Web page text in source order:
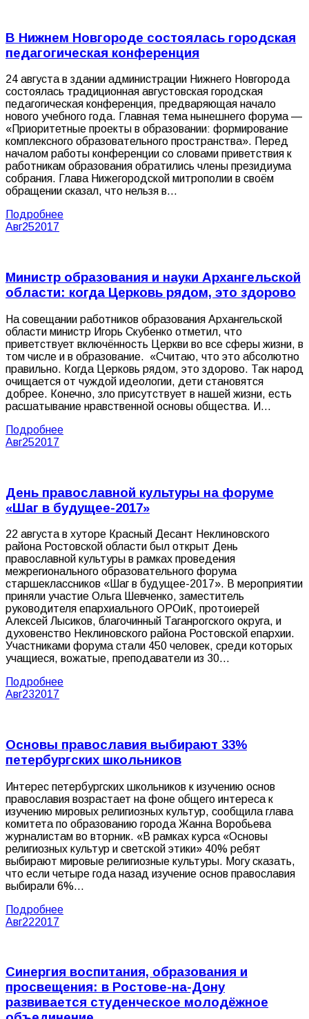
В Нижнем Новгороде состоялась городская
педагогическая конференция
24 августа в здании администрации Нижнего Новгорода
состоялась традиционная августовская городская
педагогическая конференция, предваряющая начало
нового учебного года. Главная тема нынешнего форума —
«Приоритетные проекты в образовании: формирование
комплексного образовательного пространства». Перед
началом работы конференции со словами приветствия к
работникам образования обратились члены президиума
собрания. Глава Нижегородской митрополии в своём
обращении сказал, что нельзя в…
Подробнее
Авг252017
Министр образования и науки Архангельской
области: когда Церковь рядом, это здорово
На совещании работников образования Архангельской
области министр Игорь Скубенко отметил, что
приветствует включённость Церкви во все сферы жизни, в
том числе и в образование. «Считаю, что это абсолютно
правильно. Когда Церковь рядом, это здорово. Так народ
очищается от чуждой идеологии, дети становятся
добрее. Конечно, зло присутствует в нашей жизни, есть
расшатывание нравственной основы общества. И…
Подробнее
Авг252017
День православной культуры на форуме
«Шаг в будущее-2017»
22 августа в хуторе Красный Десант Неклиновского
района Ростовской области был открыт День
православной культуры в рамках проведения
межрегионального образовательного форума
старшеклассников «Шаг в будущее-2017». В мероприятии
приняли участие Ольга Шевченко, заместитель
руководителя епархиального ОРОиК, протоиерей
Алексей Лысиков, благочинный Таганрогского округа, и
духовенство Неклиновского района Ростовской епархии.
Участниками форума стали 450 человек, среди которых
учащиеся, вожатые, преподаватели из 30…
Подробнее
Авг232017
Основы православия выбирают 33%
петербургских школьников
Интерес петербургских школьников к изучению основ
православия возрастает на фоне общего интереса к
изучению мировых религиозных культур, сообщила глава
комитета по образованию города Жанна Воробьева
журналистам во вторник. «В рамках курса «Основы
религиозных культур и светской этики» 40% ребят
выбирают мировые религиозные культуры. Могу сказать,
что если четыре года назад изучение основ православия
выбирали 6%…
Подробнее
Авг222017
Синергия воспитания, образования и
просвещения: в Ростове-на-Дону
развивается студенческое молодёжное